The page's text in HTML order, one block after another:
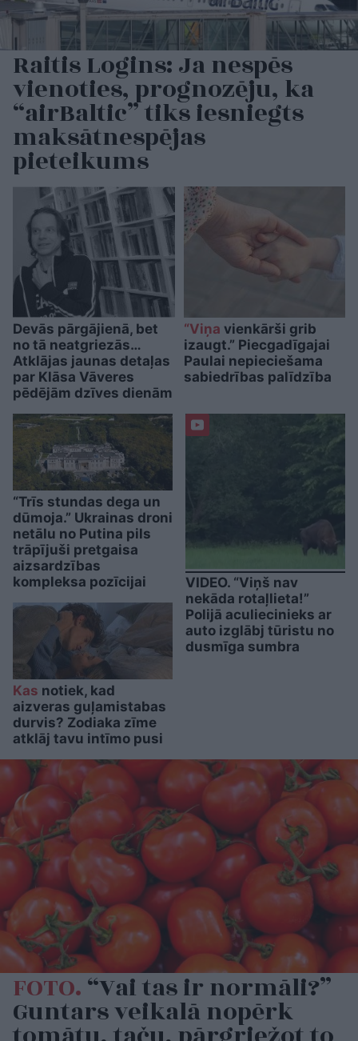
Raitis Logins: Ja nespēs
vienoties, prognozēju, ka
“airBaltic” tiks iesniegts
maksātnespējas
pieteikums
Devās pārgājienā, bet
no tā neatgriezās…
Atklājas jaunas detaļas
par Klāsa Vāveres
pēdējām dzīves dienām
“Viņa vienkārši grib
izaugt.” Piecgadīgajai
Paulai nepieciešama
sabiedrības palīdzība
“Trīs stundas dega un
dūmoja.” Ukrainas droni
netālu no Putina pils
trāpījuši pretgaisa
aizsardzības
kompleksa pozīcijai
Kas notiek, kad
aizveras guļamistabas
durvis? Zodiaka zīme
atklāj tavu intīmo pusi
VIDEO. “Viņš nav
nekāda rotaļlieta!”
Polijā aculiecinieks ar
auto izglābj tūristu no
dusmīga sumbra
FOTO.“Vai tas ir normāli?”
Guntars veikalā nopērk